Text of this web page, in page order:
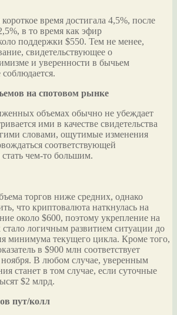
время достигала 4,5%, после
в то время как эфир
поддержки $550. Тем не менее,
свидетельствующее о
и уверенности в бычьем
на спотовом рынке
объемах обычно не убеждает
ими в качестве свидетельства
словами, ощутимые изменения
соответствующей
чем-то большим.
торгов ниже средних, однако
что криптовалюта наткнулась на
около $600, поэтому укрепление на
логичным развитием ситуации до
минимума текущего цикла. Кроме того,
в $900 млн соответствует
В любом случае, уверенным
станет в том случае, если суточные
$2 млрд.
пут/колл